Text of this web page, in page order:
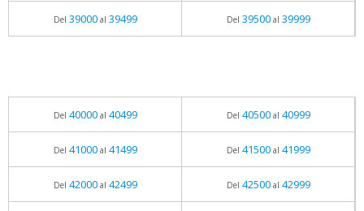
Del 39000al 39499 Del 39500al 39999
Del 40000al 40499 Del 40500al 40999
Del 41000al 41499 Del 41500al 41999
Del 42000al 42499 Del 42500al 42999